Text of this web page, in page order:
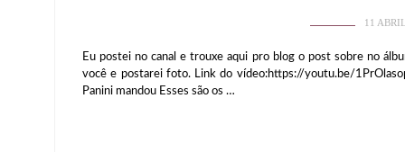
11
Eu postei no canal e trouxe aqui pro blog o post sobre no
você e postarei foto. Link do vídeo:https://youtu.be/
Panini mandou Esses são os …